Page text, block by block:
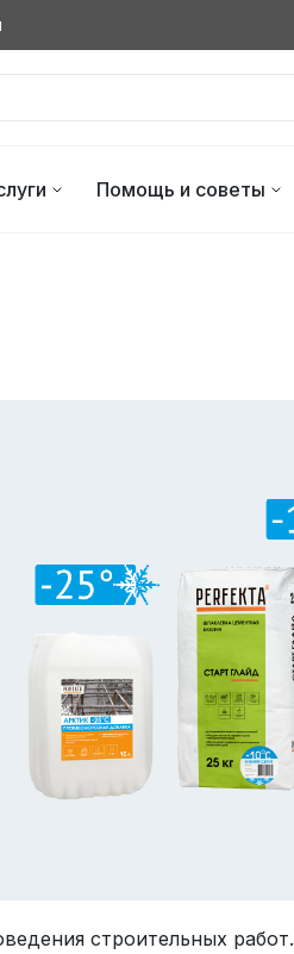
Помощь и советы
строительных